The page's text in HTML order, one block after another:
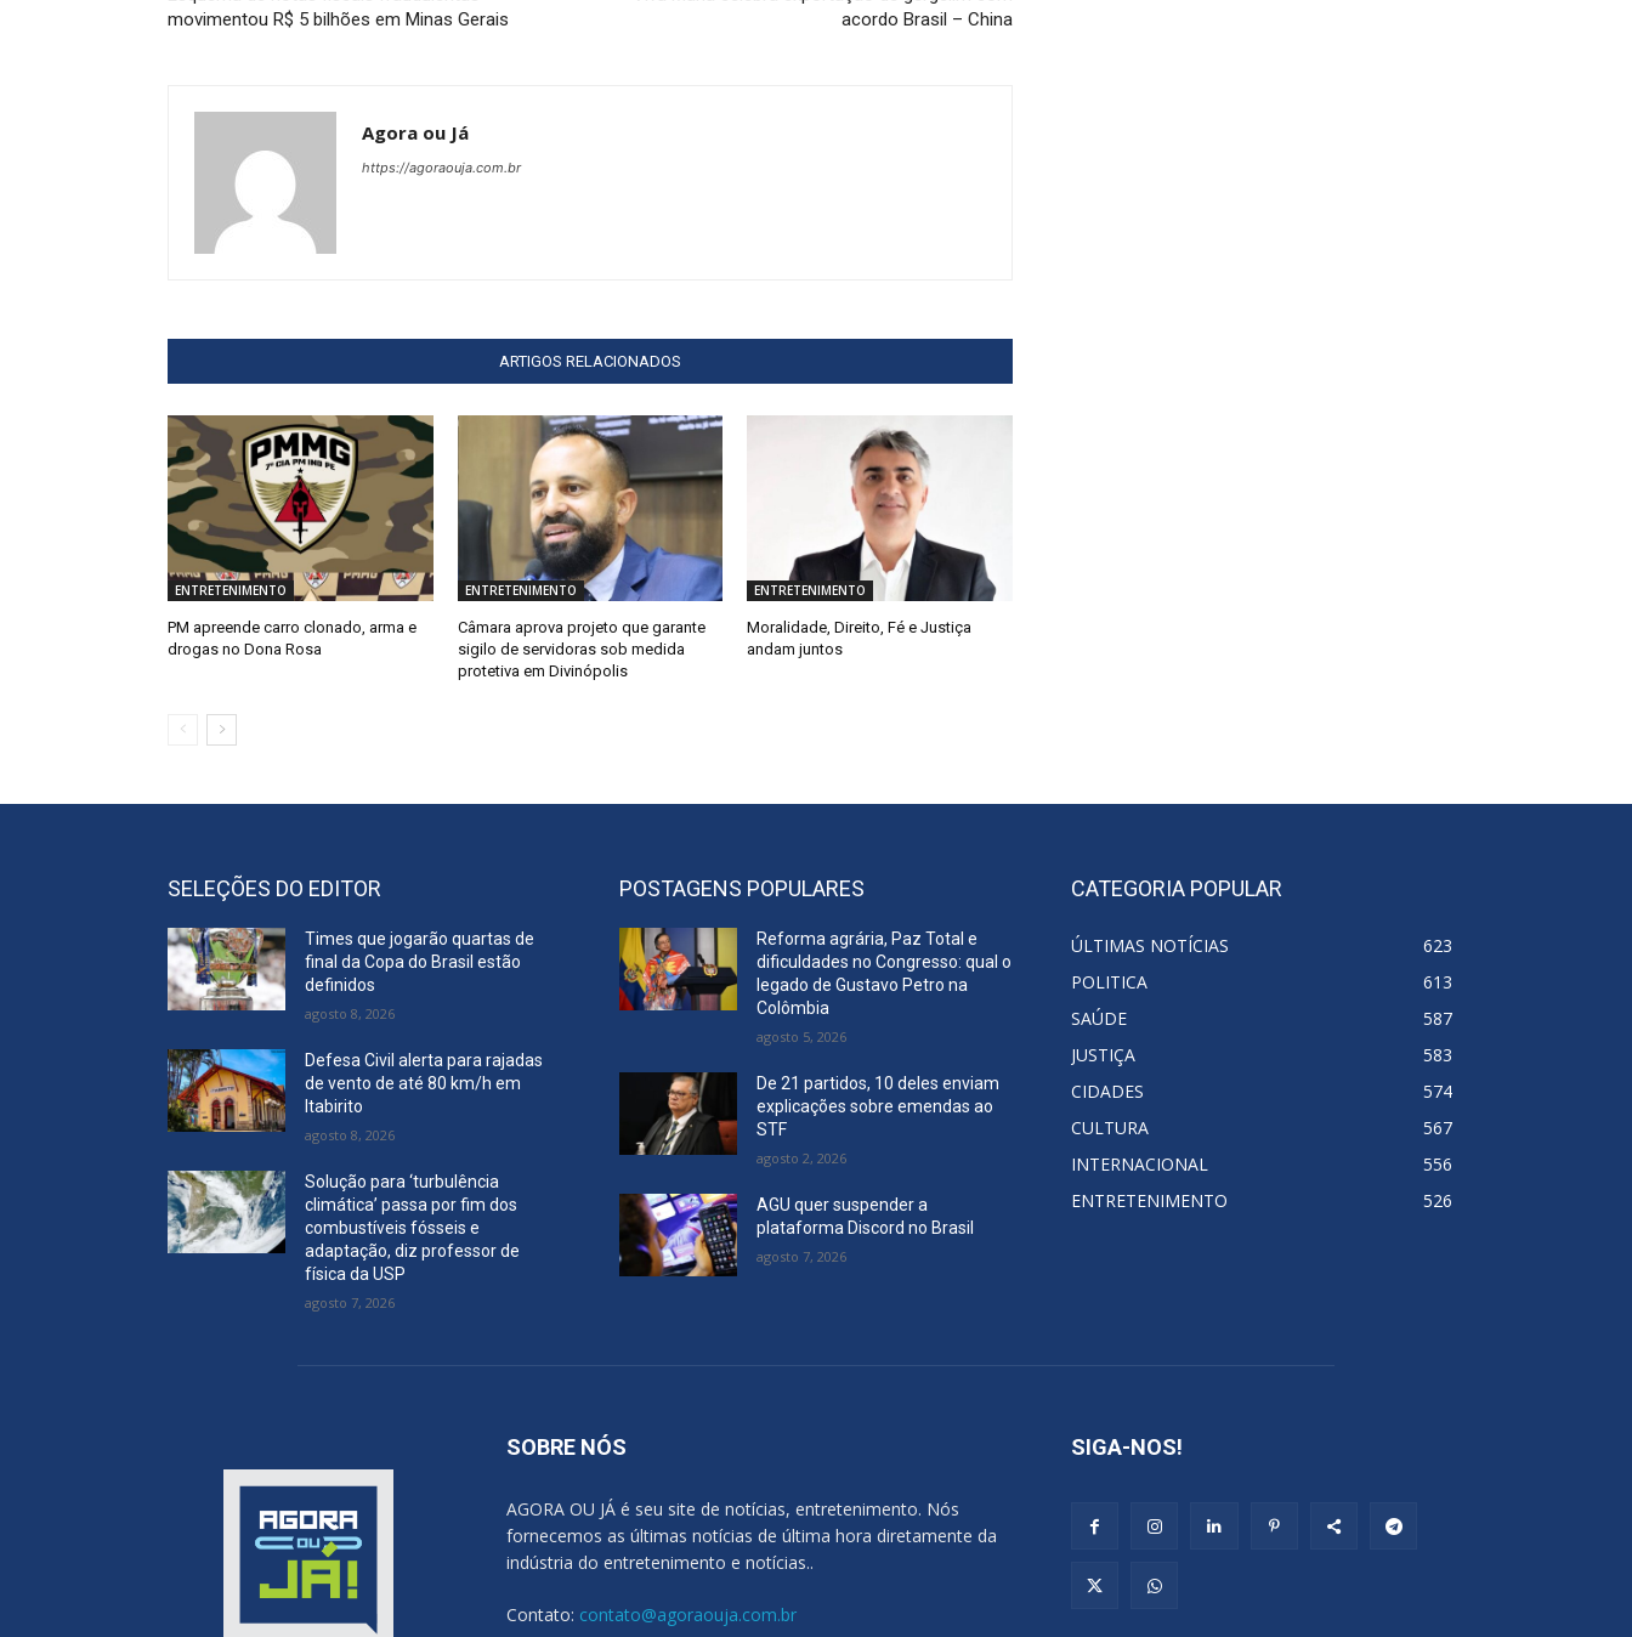
movimentou R$ 5 bilhões em Minas Gerais
acordo Brasil – China
Agora ou Já
https://agoraouja.com.br
ARTIGOS RELACIONADOS
ENTRETENIMENTO
PM apreende carro clonado, arma e
drogas no Dona Rosa
ENTRETENIMENTO
Câmara aprova projeto que garante
sigilo de servidoras sob medida
protetiva em Divinópolis
ENTRETENIMENTO
Moralidade, Direito, Fé e Justiça
andam juntos
SELEÇÕES DO EDITOR
Times que jogarão quartas de
final da Copa do Brasil estão
definidos
agosto 8, 2026
Defesa Civil alerta para rajadas
de vento de até 80 km/h em
Itabirito
agosto 8, 2026
Solução para ‘turbulência
climática’ passa por fim dos
combustíveis fósseis e
adaptação, diz professor de
física da USP
agosto 7, 2026
POSTAGENS POPULARES
Reforma agrária, Paz Total e
dificuldades no Congresso: qual o
legado de Gustavo Petro na
Colômbia
agosto 5, 2026
De 21 partidos, 10 deles enviam
explicações sobre emendas ao
STF
agosto 2, 2026
AGU quer suspender a
plataforma Discord no Brasil
agosto 7, 2026
CATEGORIA POPULAR
ÚLTIMAS NOTÍCIAS
623
POLITICA
613
SAÚDE
587
JUSTIÇA
583
CIDADES
574
CULTURA
567
INTERNACIONAL
556
ENTRETENIMENTO
526
SOBRE NÓS
AGORA OU JÁ é seu site de notícias, entretenimento. Nós
fornecemos as últimas notícias de última hora diretamente da
indústria do entretenimento e notícias..
Contato: contato@agoraouja.com.br
SIGA-NOS!